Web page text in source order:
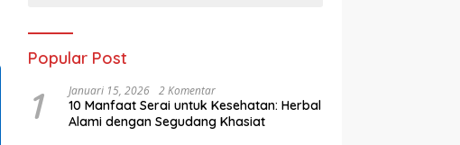
Popular Post
1 Januari 15, 2026 2 Komentar
10 Manfaat Serai untuk Kesehatan: Herbal
Alami dengan Segudang Khasiat